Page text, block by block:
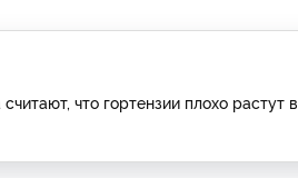
что гортензии плохо растут в